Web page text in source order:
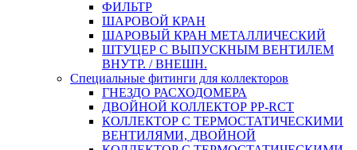
ФИЛЬТР
ШАРОВОЙ КРАН
ШАРОВЫЙ КРАН МЕТАЛЛИЧЕСКИЙ
ШТУЦЕР С ВЫПУСКНЫМ ВЕНТИЛЕМ
ВНУТР. / ВНЕШН.
Специальные фитинги для коллекторов
ГНЕЗДО РАСХОДОМЕРА
ДВОЙНОЙ КОЛЛЕКТОР PP-RCT
КОЛЛЕКТОР С ТЕРМОСТАТИЧЕСКИМИ
ВЕНТИЛЯМИ, ДВОЙНОЙ